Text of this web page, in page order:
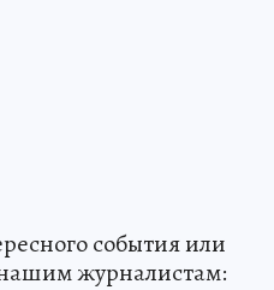
события или
журналистам: